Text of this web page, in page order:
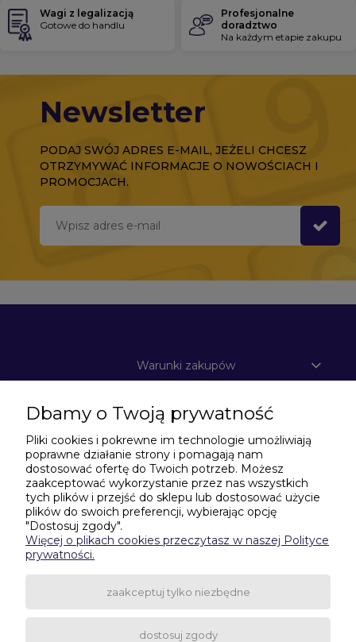
Wagi z legalizacją
Gotowe do handlu
Profesjonalne
doradztwo
Na każdym etapie zakupu
Newsletter
PODAJ SWÓJ ADRES E-MAIL, JEŻELI CHCESZ
OTRZYMYWAĆ INFORMACJE O NOWOŚCIACH I
PROMOCJACH.
Warunki zakupów
Moje konto
Informacje o sklepie
Potrzebujesz pomocy w zakupach?
506-435-635|531-601-299
Dbamy o Twoją prywatność
Pliki cookies i pokrewne im technologie umożliwiają
poprawne działanie strony i pomagają nam
dostosować ofertę do Twoich potrzeb. Możesz
zaakceptować wykorzystanie przez nas wszystkich
tych plików i przejść do sklepu lub dostosować użycie
plików do swoich preferencji, wybierając opcję
"Dostosuj zgody".
Więcej o plikach cookies przeczytasz w naszej Polityce
prywatności.
zaakceptuj tylko niezbędne
dostosuj zgody